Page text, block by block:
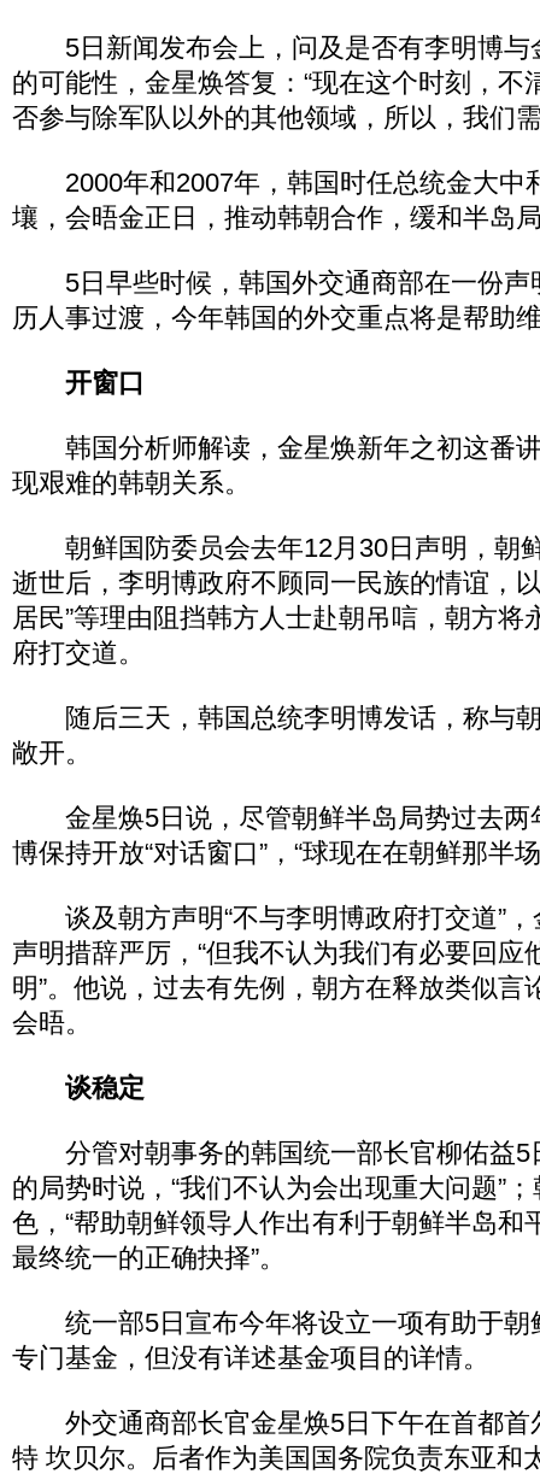
5日新闻发布会上，问及是否有李明博与
的可能性，金星焕答复：“现在这个时刻，不
否参与除军队以外的其他领域，所以，我们
2000年和2007年，韩国时任总统金大中
壤，会晤金正日，推动韩朝合作，缓和半岛
5日早些时候，韩国外交通商部在一份声
历人事过渡，今年韩国的外交重点将是帮助
开窗口
韩国分析师解读，金星焕新年之初这番讲
现艰难的韩朝关系。
朝鲜国防委员会去年12月30日声明，朝
逝世后，李明博政府不顾同一民族的情谊，
居民”等理由阻挡韩方人士赴朝吊唁，朝方将
府打交道。
随后三天，韩国总统李明博发话，称与
敞开。
金星焕5日说，尽管朝鲜半岛局势过去两
博保持开放“对话窗口”，“球现在在朝鲜那半
谈及朝方声明“不与李明博政府打交道”，
声明措辞严厉，“但我不认为我们有必要回应
明”。他说，过去有先例，朝方在释放类似言
会晤。
谈稳定
分管对朝事务的韩国统一部长官柳佑益5
的局势时说，“我们不认为会出现重大问题”
色，“帮助朝鲜领导人作出有利于朝鲜半岛和
最终统一的正确抉择”。
统一部5日宣布今年将设立一项有助于朝
专门基金，但没有详述基金项目的详情。
外交通商部长官金星焕5日下午在首都首
特 坎贝尔。后者作为美国国务院负责东亚和